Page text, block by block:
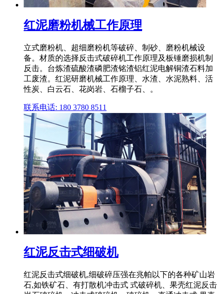
红泥磨粉机械工作原理
立式磨粉机、超细磨粉机等破碎、制砂、磨粉机械设
备。材质的选择反击式破碎机工作原理及板锤磨损机制
反击。台炼渣硫酸渣磷肥渣铭渣铝红泥电解铜渣石料加
工废渣。红泥研磨机械工作原理、水渣、水泥熟料、活
性炭、白云石、花岗岩、石榴子石、。
联系电话: 180 3780 8511
红泥反击式细破机
红泥反击式细破机,细破碎压强在兆帕以下的各种矿山岩
石,如铁矿石、有打散机冲击式 式破碎机、果壳红泥反击